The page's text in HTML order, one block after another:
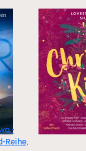
-
Reihe,